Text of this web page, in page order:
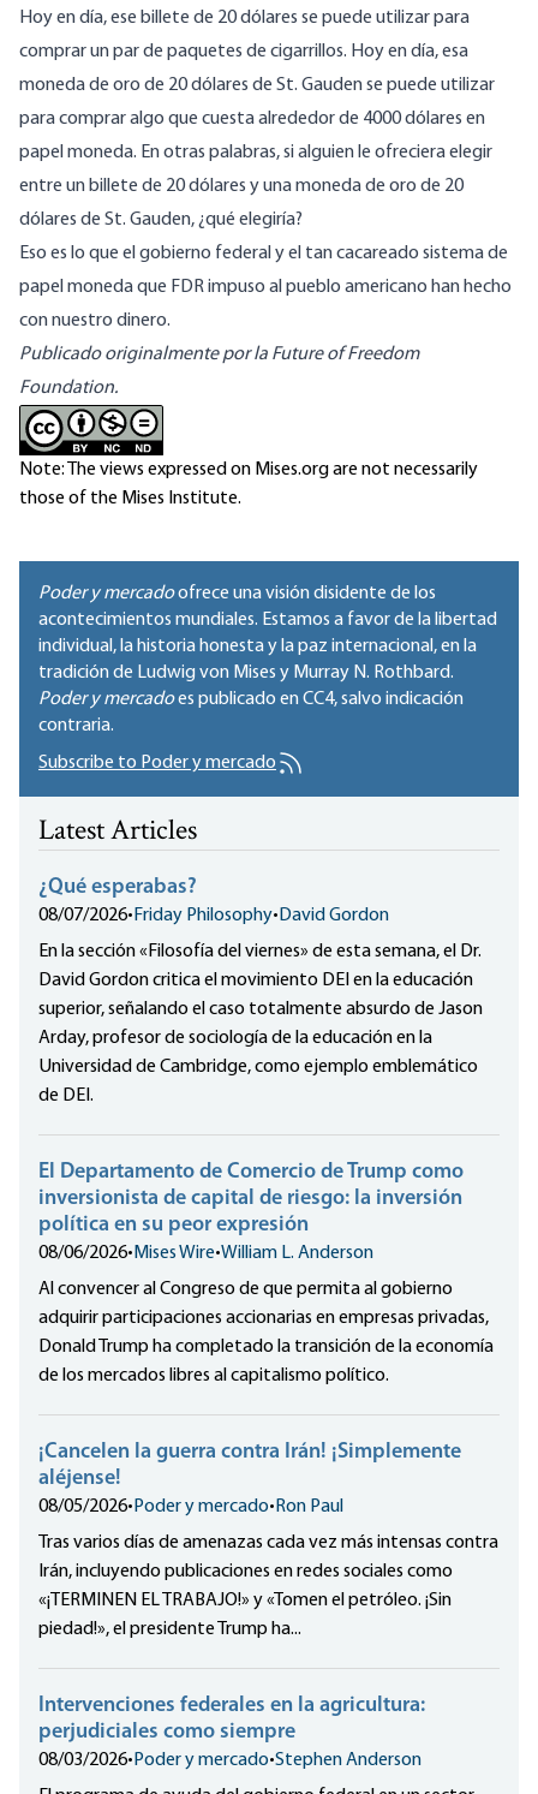
Hoy en día, ese billete de 20 dólares se puede utilizar para
comprar un par de paquetes de cigarrillos. Hoy en día, esa
moneda de oro de 20 dólares de St. Gauden se puede utilizar
para comprar algo que cuesta alrededor de 4000 dólares en
papel moneda. En otras palabras, si alguien le ofreciera elegir
entre un billete de 20 dólares y una moneda de oro de 20
dólares de St. Gauden, ¿qué elegiría?
Eso es lo que el gobierno federal y el tan cacareado sistema de
papel moneda que FDR impuso al pueblo americano han hecho
con nuestro dinero.
Publicado originalmente por la Future of Freedom
Foundation.
Note: The views expressed on Mises.org are not necessarily
those of the Mises Institute.
Poder y mercadoofrece una visión disidente de los
acontecimientos mundiales. Estamos a favor de la libertad
individual, la historia honesta y la paz internacional, en la
tradición de Ludwig von Mises y Murray N. Rothbard.
Poder y mercadoes publicado enCC4, salvo indicación
contraria.
Subscribe to Poder y mercado
Latest Articles
¿Qué esperabas?
08/07/2026• Friday Philosophy• David Gordon
En la sección «Filosofía del viernes» de esta semana, el Dr.
David Gordon critica el movimiento DEI en la educación
superior, señalando el caso totalmente absurdo de Jason
Arday, profesor de sociología de la educación en la
Universidad de Cambridge, como ejemplo emblemático
de DEI.
El Departamento de Comercio de Trump como
inversionista de capital de riesgo: la inversión
política en su peor expresión
08/06/2026• Mises Wire•William L. Anderson
Al convencer al Congreso de que permita al gobierno
adquirir participaciones accionarias en empresas privadas,
Donald Trump ha completado la transición de la economía
de los mercados libres al capitalismo político.
¡Cancelen la guerra contra Irán! ¡Simplemente
aléjense!
08/05/2026• Poder y mercado• Ron Paul
Tras varios días de amenazas cada vez más intensas contra
Irán, incluyendo publicaciones en redes sociales como
«¡TERMINEN EL TRABAJO!» y «Tomen el petróleo. ¡Sin
piedad!», el presidente Trump ha...
Intervenciones federales en la agricultura:
perjudiciales como siempre
08/03/2026• Poder y mercado•Stephen Anderson